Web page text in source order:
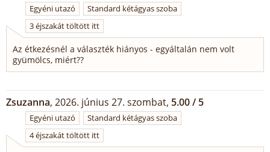
Egyéni utazó
Standard kétágyas szoba
3 éjszakát töltött itt
Az étkezésnél a választék hiányos - egyáltalán nem volt
gyümölcs, miért??
Zsuzanna, 2026. június 27. szombat, 5.00 / 5
Egyéni utazó
Standard kétágyas szoba
4 éjszakát töltött itt